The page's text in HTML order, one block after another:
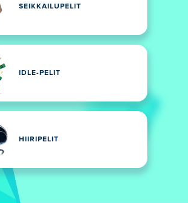
SEIKKAILUPELIT
IDLE-PELIT
HIIRIPELIT